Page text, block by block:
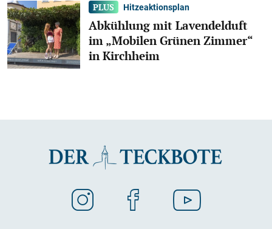
Hitzeaktionsplan
Abkühlung mit Lavendelduft
im „Mobilen Grünen Zimmer“
in Kirchheim